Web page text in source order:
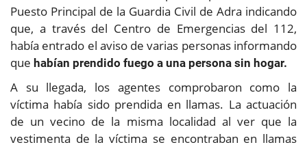
Puesto Principal de la Guardia Civil de Adra indicando
que, a través del Centro de Emergencias del 112,
había entrado el aviso de varias personas informando
que habían prendido fuego a una persona sin hogar.
A su llegada, los agentes comprobaron como la
víctima había sido prendida en llamas. La actuación
de un vecino de la misma localidad al ver que la
vestimenta de la víctima se encontraban en llamas